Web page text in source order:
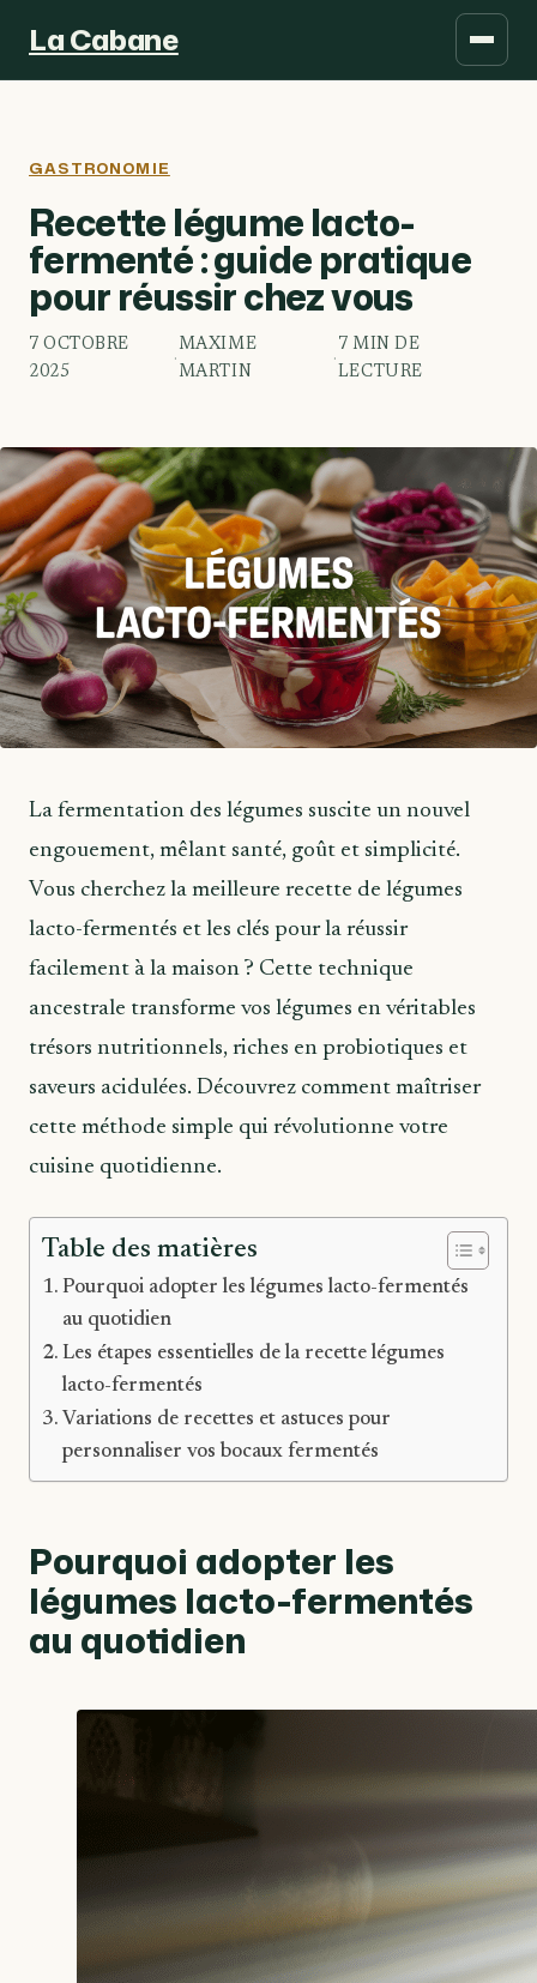
La Cabane
GASTRONOMIE
Recette légume lacto-
fermenté : guide pratique
pour réussir chez vous
7 OCTOBRE
2025
·
MAXIME
MARTIN
·
7 MIN DE
LECTURE
La fermentation des légumes suscite un nouvel
engouement, mêlant santé, goût et simplicité.
Vous cherchez la meilleure recette de légumes
lacto-fermentés et les clés pour la réussir
facilement à la maison ? Cette technique
ancestrale transforme vos légumes en véritables
trésors nutritionnels, riches en probiotiques et
saveurs acidulées. Découvrez comment maîtriser
cette méthode simple qui révolutionne votre
cuisine quotidienne.
Table des matières
Pourquoi adopter les légumes lacto-fermentés
au quotidien
Les étapes essentielles de la recette légumes
lacto-fermentés
Variations de recettes et astuces pour
personnaliser vos bocaux fermentés
Pourquoi adopter les
légumes lacto-fermentés
au quotidien